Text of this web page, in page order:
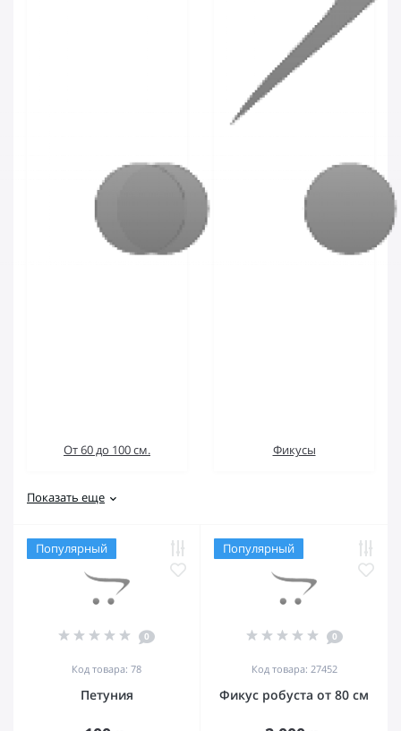
От 60 до 100 см. Фикусы
Показать еще
Популярный
0
Код товара: 78
Петуния
Популярный
0
Код товара: 27452
Фикус робуста от 80 см